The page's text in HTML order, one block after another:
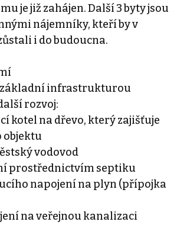
je již zahájen. Další 3 byty jsou
nájemníky, kteří by v
i do budoucna.
základní infrastrukturou
rozvoj:
kotel na dřevo, který zajišťuje
objektu
vodovod
prostřednictvím septiku
napojení na plyn (přípojka
na veřejnou kanalizaci